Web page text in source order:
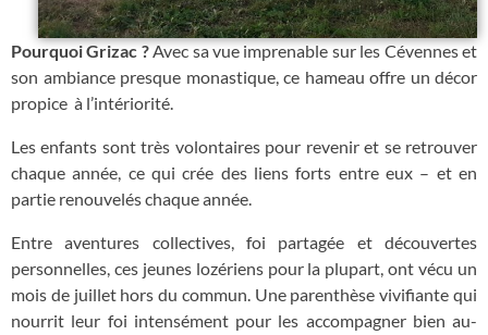
Pourquoi Grizac ?Avec sa vue imprenable sur les Cévennes et
son ambiance presque monastique, ce hameau offre un décor
propice à l’intériorité.
Les enfants sont très volontaires pour revenir et se retrouver
chaque année, ce qui crée des liens forts entre eux – et en
partie renouvelés chaque année.
Entre aventures collectives, foi partagée et découvertes
personnelles, ces jeunes lozériens pour la plupart, ont vécu un
mois de juillet hors du commun. Une parenthèse vivifiante qui
nourrit leur foi intensément pour les accompagner bien au-